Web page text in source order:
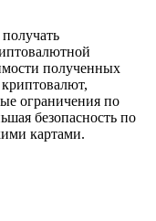
полученных
ограничения по
безопасность по
картами.